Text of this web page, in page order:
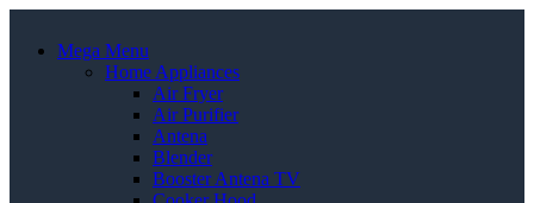
Mega Menu
Home Appliances
Air Fryer
Air Purifier
Antena
Blender
Booster Antena TV